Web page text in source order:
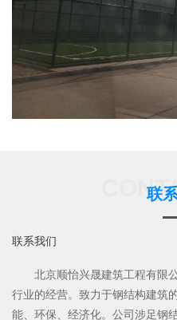
联
联系我们
北京顺怡兴晟建筑工程有限公
行业的经营。致力于钢结构建筑
能、环保、经济化。公司涉足钢